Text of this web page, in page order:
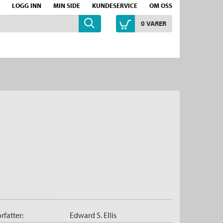
LOGG INN MIN SIDE KUNDESERVICE OM OSS
0VARER
Edward S. Ellis